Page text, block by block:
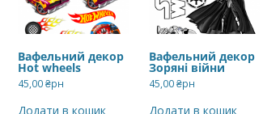
Вафельний декор
Hot wheels
45,00₴рн
Додати в кошик
Вафельний декор
Зоряні війни
45,00₴рн
Додати в кошик